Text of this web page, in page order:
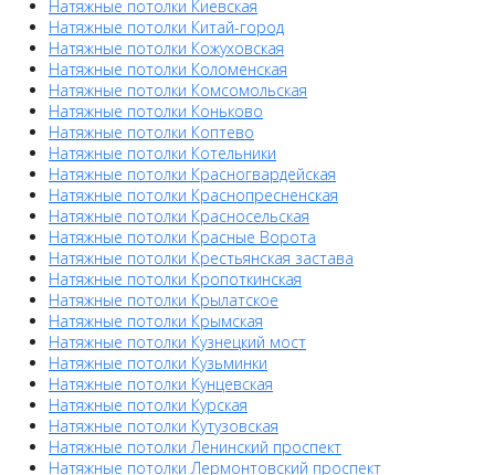
Натяжные потолки Киевская
Натяжные потолки Китай-город
Натяжные потолки Кожуховская
Натяжные потолки Коломенская
Натяжные потолки Комсомольская
Натяжные потолки Коньково
Натяжные потолки Коптево
Натяжные потолки Котельники
Натяжные потолки Красногвардейская
Натяжные потолки Краснопресненская
Натяжные потолки Красносельская
Натяжные потолки Красные Ворота
Натяжные потолки Крестьянская застава
Натяжные потолки Кропоткинская
Натяжные потолки Крылатское
Натяжные потолки Крымская
Натяжные потолки Кузнецкий мост
Натяжные потолки Кузьминки
Натяжные потолки Кунцевская
Натяжные потолки Курская
Натяжные потолки Кутузовская
Натяжные потолки Ленинский проспект
Натяжные потолки Лермонтовский проспект